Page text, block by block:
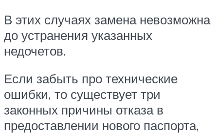
В этих случаях замена невозможна
до устранения указанных
недочетов.
Если забыть про технические
ошибки, то существует три
законных причины отказа в
предоставлении нового паспорта,